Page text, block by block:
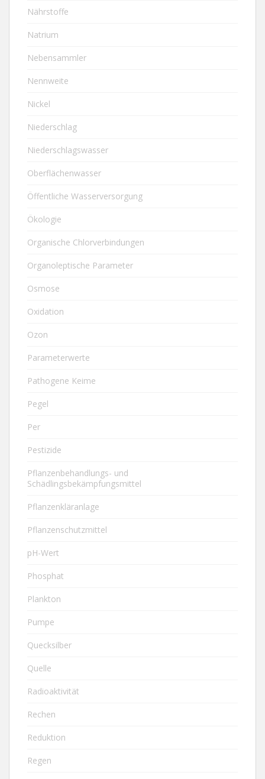
Nährstoffe
Natrium
Nebensammler
Nennweite
Nickel
Niederschlag
Niederschlagswasser
Oberflächenwasser
Öffentliche Wasserversorgung
Ökologie
Organische Chlorverbindungen
Organoleptische Parameter
Osmose
Oxidation
Ozon
Parameterwerte
Pathogene Keime
Pegel
Per
Pestizide
Pflanzenbehandlungs- und
Schädlingsbekämpfungsmittel
Pflanzenkläranlage
Pflanzenschutzmittel
pH-Wert
Phosphat
Plankton
Pumpe
Quecksilber
Quelle
Radioaktivität
Rechen
Reduktion
Regen